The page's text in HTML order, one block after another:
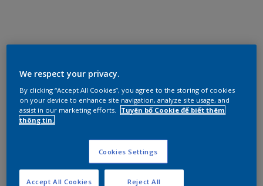
We respect your privacy.
By clicking “Accept All Cookies”, you agree to the storing of cookies
on your device to enhance site navigation, analyze site usage, and
assist in our marketing efforts.
Tuyên bố Cookie để biết thêm
thông tin.
Cookies Settings
Reject All
Accept All Cookies